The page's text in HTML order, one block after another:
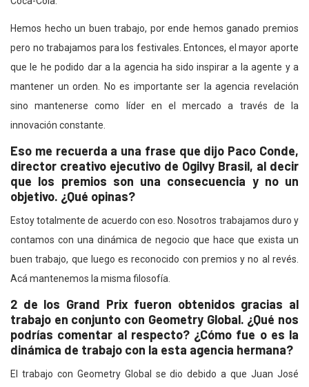
Hemos hecho un buen trabajo, por ende hemos ganado premios
pero no trabajamos para los festivales. Entonces, el mayor aporte
que le he podido dar a la agencia ha sido inspirar a la agente y a
mantener un orden. No es importante ser la agencia revelación
sino mantenerse como líder en el mercado a través de la
innovación constante.
Eso me recuerda a una frase que dijo Paco Conde,
director creativo ejecutivo de Ogilvy Brasil, al decir
que los premios son una consecuencia y no un
objetivo. ¿Qué opinas?
Estoy totalmente de acuerdo con eso. Nosotros trabajamos duro y
contamos con una dinámica de negocio que hace que exista un
buen trabajo, que luego es reconocido con premios y no al revés.
Acá mantenemos la misma filosofía.
2 de los Grand Prix fueron obtenidos gracias al
trabajo en conjunto con Geometry Global. ¿Qué nos
podrías comentar al respecto? ¿Cómo fue o es la
dinámica de trabajo con la esta agencia hermana?
El trabajo con Geometry Global se dio debido a que Juan José